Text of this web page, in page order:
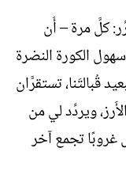
كلَّ مرة – أَن
الكورة النضرة
قُبالتَنا، تستقرَّان
ويردِّد لي من
غروبًا تجمع آخر